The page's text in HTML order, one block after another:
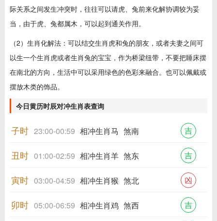
际关系之间发生冲突时，往往可以请虎、兔前来化解协调较为妥
当，由于虎、兔都属木，可以起到通关作用。
（2）生肖化解法：可以结交生肖虎和兔的朋友，或者夫妻之间可
以生一个生肖虎或者生肖兔的宝宝，作为桥梁纽带，不要把睡床摆
在南北的方向，生活中可以采用绿色的色彩来融合。也可以佩戴或
摆放木类的饰品。
今日黄历时辰对冲生肖表查询
子时 23:00-00:59 相冲生肖马 煞南 吉
丑时 01:00-02:59 相冲生肖羊 煞东 吉
寅时 03:00-04:59 相冲生肖猴 煞北 凶
卯时 05:00-06:59 相冲生肖鸡 煞西 吉